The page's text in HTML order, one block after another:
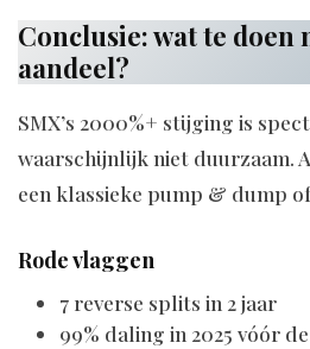
Conclusie: wat te doen
aandeel?
SMX’s 2000%+ stijging is
waarschijnlijk niet duurzaam.
een klassieke pump & dump
Rode vlaggen
7 reverse splits in 2 jaar
99% daling in 2025 vóór